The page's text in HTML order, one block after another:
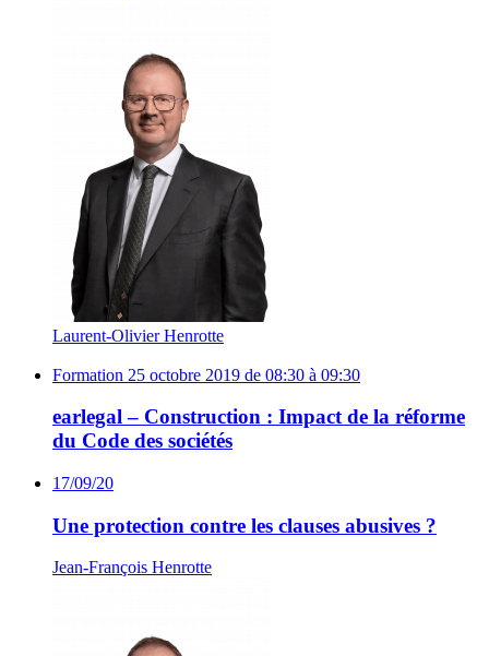
Laurent-Olivier Henrotte
Formation 25 octobre 2019 de 08:30 à 09:30
earlegal – Construction : Impact de la réforme
du Code des sociétés
17/09/20
Une protection contre les clauses abusives ?
Jean-François Henrotte